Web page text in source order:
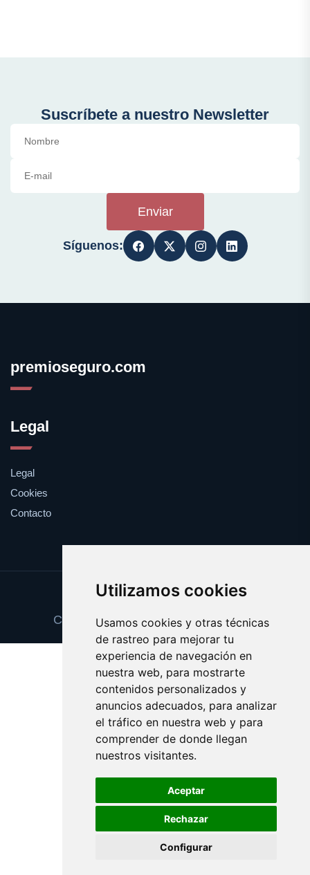
Utilizamos cookies
Usamos cookies y otras técnicas
de rastreo para mejorar tu
experiencia de navegación en
nuestra web, para mostrarte
contenidos personalizados y
anuncios adecuados, para analizar
el tráfico en nuestra web y para
comprender de donde llegan
nuestros visitantes.
Aceptar
Rechazar
Configurar
Suscríbete a nuestro Newsletter
Enviar
Síguenos:
premioseguro.com
Legal
Legal
Cookies
Contacto
Update cookies preferences
Copyright © 2026 premioseguro.com